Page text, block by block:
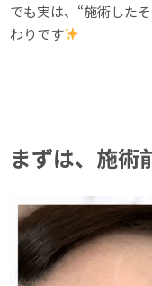
でも実は、“施術した
わりです
まずは、施術